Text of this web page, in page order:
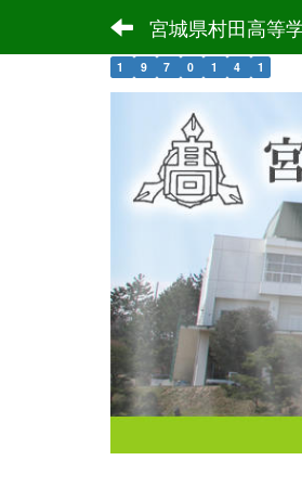
宮城県村田高等
1 9 7 0 1 4 1